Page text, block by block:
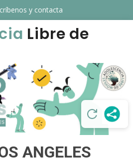
y contacta
Libre de
ANGELES